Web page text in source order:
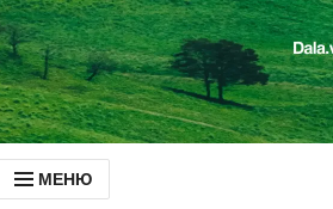
МЕНЮ